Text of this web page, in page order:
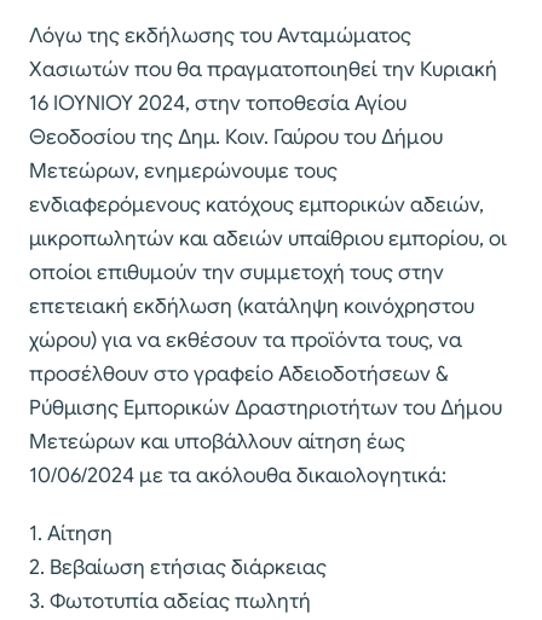
Λόγω της εκδήλωσης του Ανταμώματος
Χασιωτών που θα πραγματοποιηθεί την Κυριακή
16 IOYNIOY 2024, στην τοποθεσία Αγίου
Θεοδοσίου της Δημ. Κοιν. Γαύρου του Δήμου
Μετεώρων, ενημερώνουμε τους
ενδιαφερόμενους κατόχους εμπορικών αδειών,
μικροπωλητών και αδειών υπαίθριου εμπορίου, οι
οποίοι επιθυμούν την συμμετοχή τους στην
επετειακή εκδήλωση (κατάληψη κοινόχρηστου
χώρου) για να εκθέσουν τα προϊόντα τους, να
προσέλθουν στο γραφείο Αδειοδοτήσεων &
Ρύθμισης Εμπορικών Δραστηριοτήτων του Δήμου
Μετεώρων και υποβάλλουν αίτηση έως
10/06/2024 με τα ακόλουθα δικαιολογητικά:
1. Αίτηση
2. Βεβαίωση ετήσιας διάρκειας
3. Φωτοτυπία αδείας πωλητή